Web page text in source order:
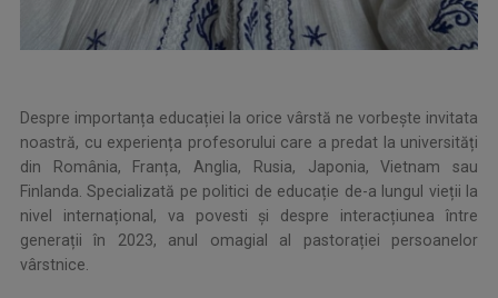
Despre importanța educației la orice vârstă ne vorbește invitata
noastră, cu experiența profesorului care a predat la universități
din România, Franța, Anglia, Rusia, Japonia, Vietnam sau
Finlanda. Specializată pe politici de educație de-a lungul vieții la
nivel internațional, va povesti și despre interacțiunea între
generații în 2023, anul omagial al pastorației persoanelor
vârstnice.